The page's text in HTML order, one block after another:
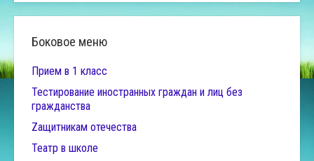
Боковое меню
Прием в 1 класс
Тестирование иностранных граждан и лиц без
гражданства
Zащитникам отечества
Театр в школе